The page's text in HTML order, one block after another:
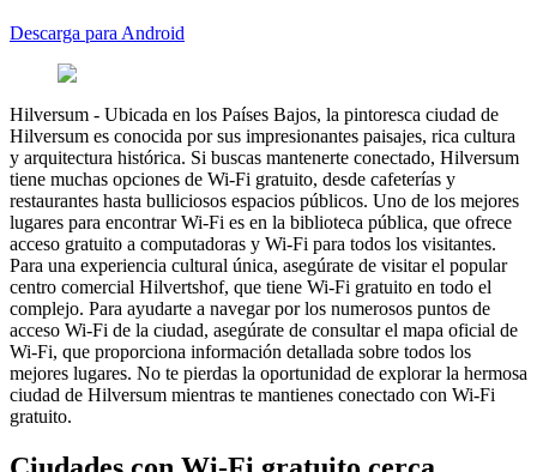
Descarga para Android
Hilversum - Ubicada en los Países Bajos, la pintoresca ciudad de
Hilversum es conocida por sus impresionantes paisajes, rica cultura
y arquitectura histórica. Si buscas mantenerte conectado, Hilversum
tiene muchas opciones de Wi-Fi gratuito, desde cafeterías y
restaurantes hasta bulliciosos espacios públicos. Uno de los mejores
lugares para encontrar Wi-Fi es en la biblioteca pública, que ofrece
acceso gratuito a computadoras y Wi-Fi para todos los visitantes.
Para una experiencia cultural única, asegúrate de visitar el popular
centro comercial Hilvertshof, que tiene Wi-Fi gratuito en todo el
complejo. Para ayudarte a navegar por los numerosos puntos de
acceso Wi-Fi de la ciudad, asegúrate de consultar el mapa oficial de
Wi-Fi, que proporciona información detallada sobre todos los
mejores lugares. No te pierdas la oportunidad de explorar la hermosa
ciudad de Hilversum mientras te mantienes conectado con Wi-Fi
gratuito.